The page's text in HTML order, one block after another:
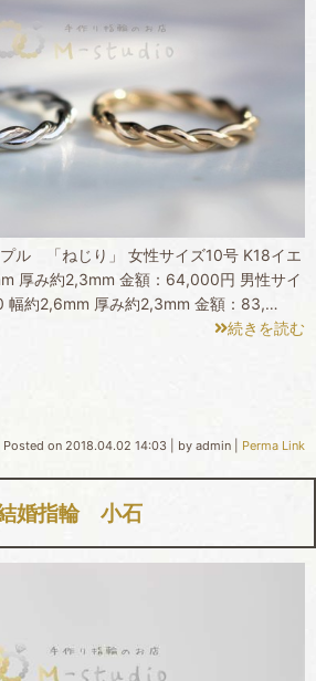
ル 「ねじり」 女性サイズ10号 K18イエ
厚み約2,3mm 金額：64,000円 男性サイ
幅約2,6mm 厚み約2,3mm 金額：83,…
続きを読む
Posted on 2018.04.02 14:03 by admin Perma Link
婚指輪 小石